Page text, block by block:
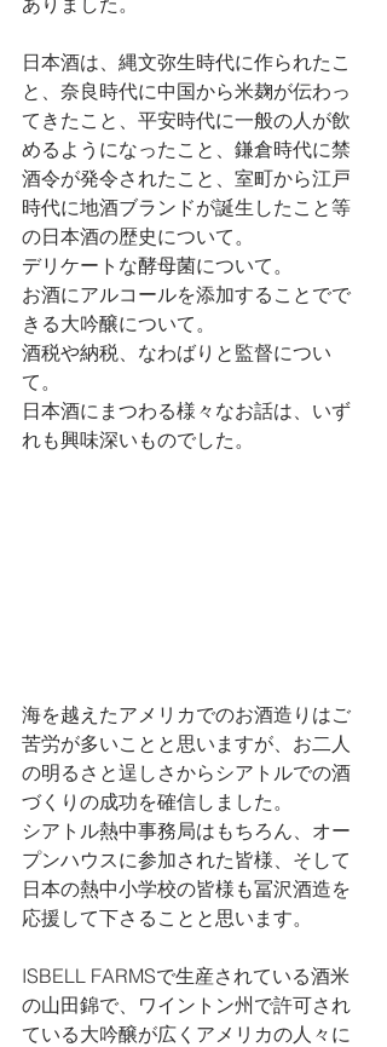
日本酒は、縄文弥生時代に作られたこ
と、奈良時代に中国から米麹が伝わっ
てきたこと、平安時代に一般の人が飲
めるようになったこと、鎌倉時代に禁
酒令が発令されたこと、室町から江戸
時代に地酒ブランドが誕生したこと等
の日本酒の歴史について。
デリケートな酵母菌について。
お酒にアルコールを添加することでで
きる大吟醸について。
酒税や納税、なわばりと監督につい
て。
日本酒にまつわる様々なお話は、いず
れも興味深いものでした。
海を越えたアメリカでのお酒造りはご
苦労が多いことと思いますが、お二人
の明るさと逞しさからシアトルでの酒
づくりの成功を確信しました。
シアトル熱中事務局はもちろん、オー
プンハウスに参加された皆様、そして
日本の熱中小学校の皆様も冨沢酒造を
応援して下さることと思います。
ISBELL FARMSで生産されている酒米
の山田錦で、ワイントン州で許可され
ている大吟醸が広くアメリカの人々に